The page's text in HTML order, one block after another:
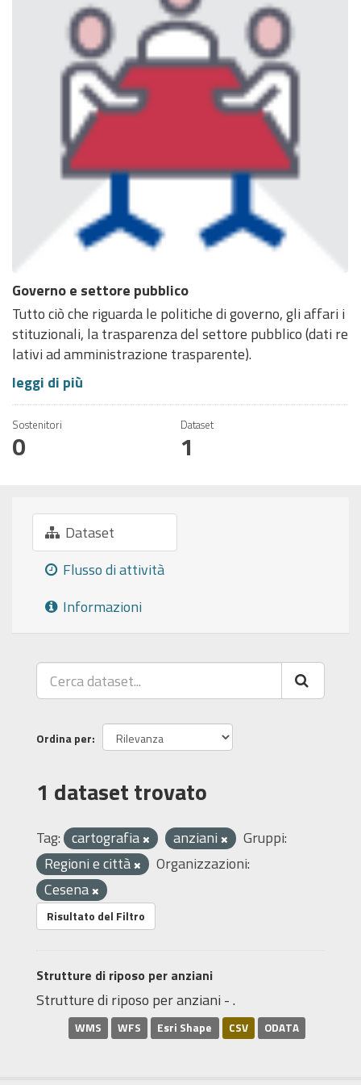
Governo e settore pubblico
Tutto ciò che riguarda le politiche di governo, gli affari i
stituzionali, la trasparenza del settore pubblico (dati re
lativi ad amministrazione trasparente).
leggi di più
Sostenitori
0
Dataset
1
Dataset
Flusso di attività
Informazioni
Ordina per
1 dataset trovato
Tag: cartografia anziani
Gruppi:
Regioni e città
Organizzazioni:
Cesena
Risultato del Filtro
Strutture di riposo per anziani
Strutture di riposo per anziani - .
WMS WFS Esri Shape CSV ODATA